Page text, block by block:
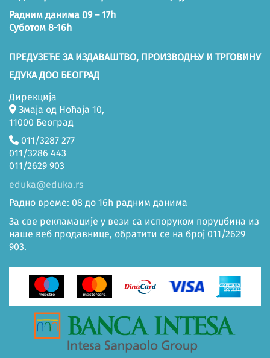
Радним данима 09 – 17h
Суботом 8-16h
ПРЕДУЗЕЋЕ ЗА ИЗДАВАШТВО, ПРОИЗВОДЊУ И ТРГОВИНУ
ЕДУКА ДОО БЕОГРАД
Дирекција
Змаја од Ноћаја 10,
11000 Београд
011/3287 277
011/3286 443
011/2629 903
eduka@eduka.rs
Радно време: 08 до 16h радним данима
За све рекламације у вези са испоруком поруџбина из
наше веб продавнице, обратити се на број 011/2629
903.